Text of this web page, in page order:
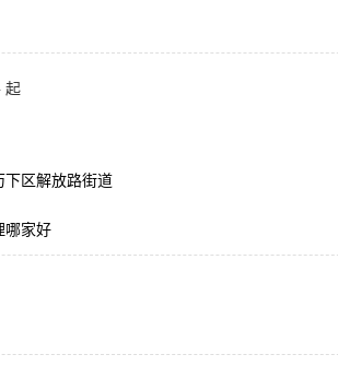
起
下区解放路街道
哪家好